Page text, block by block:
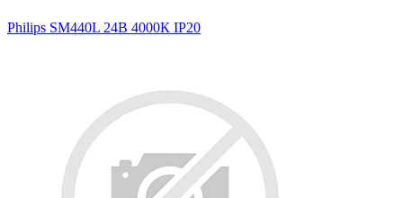
Philips SM440L 24В 4000К IP20